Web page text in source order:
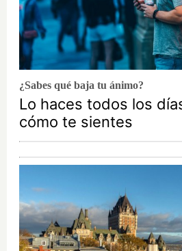
¿Sabes qué baja tu ánimo?
Lo haces todos los
cómo te sientes